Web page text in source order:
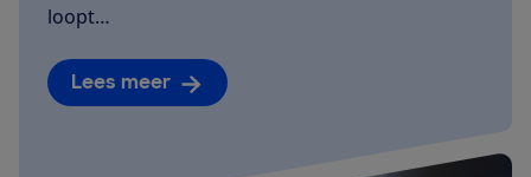
loopt…
Lees meer